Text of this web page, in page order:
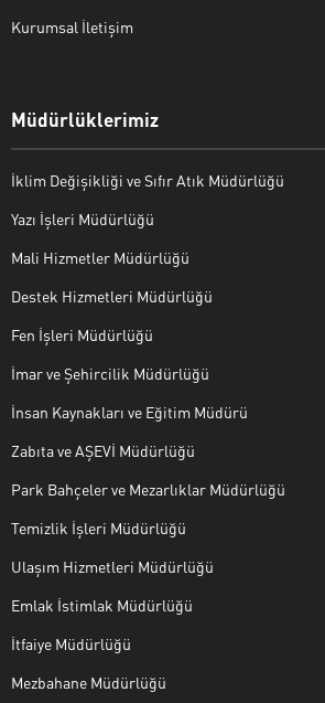
Kurumsal İletişim
Müdürlüklerimiz
İklim Değişikliği ve Sıfır Atık Müdürlüğü
Yazı İşleri Müdürlüğü
Mali Hizmetler Müdürlüğü
Destek Hizmetleri Müdürlüğü
Fen İşleri Müdürlüğü
İmar ve Şehircilik Müdürlüğü
İnsan Kaynakları ve Eğitim Müdürü
Zabıta ve AŞEVİ Müdürlüğü
Park Bahçeler ve Mezarlıklar Müdürlüğü
Temizlik İşleri Müdürlüğü
Ulaşım Hizmetleri Müdürlüğü
Emlak İstimlak Müdürlüğü
İtfaiye Müdürlüğü
Mezbahane Müdürlüğü